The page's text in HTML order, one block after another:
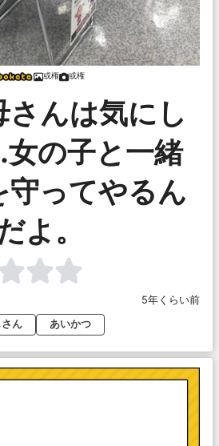
或権 或権
さんは気にし
の子と一緒
守ってやるん
よ。
5年くらい前
ん あいかつ